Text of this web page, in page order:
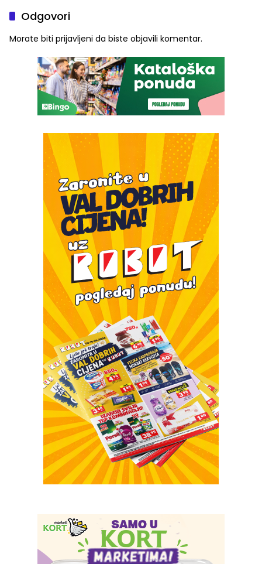
Odgovori
Morate biti prijavljeni da biste objavili komentar.